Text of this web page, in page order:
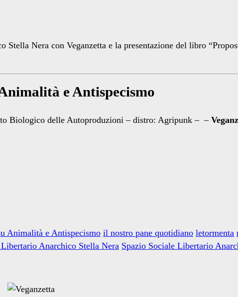
Nera con Veganzetta e la presentazione del libro
e Antispecismo
Biologico delle Autoproduzioni – distro: Agripunk – –
Animalità e Antispecismo il nostro pane quotidiano letormenta
Anarchico Stella Nera Spazio Sociale Libertario